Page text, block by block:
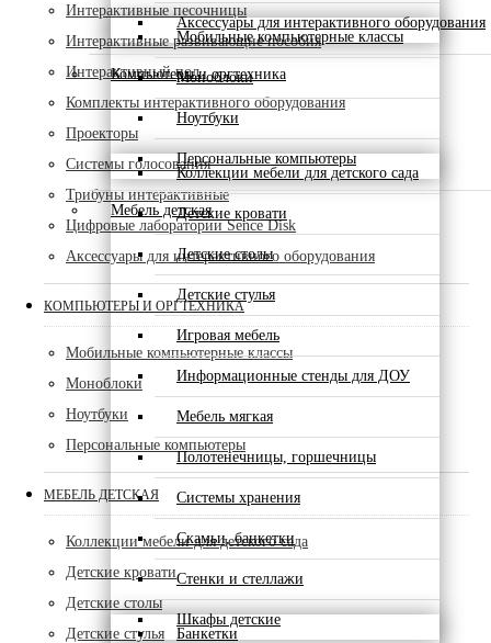
Аксессуары для интерактивного оборудования
Компьютеры и оргтехника
Мобильные компьютерные классы
Моноблоки
Ноутбуки
Персональные компьютеры
Мебель детская
Коллекции мебели для детского сада
Детские кровати
Детские столы
Детские стулья
Игровая мебель
Информационные стенды для ДОУ
Мебель мягкая
Полотенечницы, горшечницы
Системы хранения
Скамьи, банкетки
Стенки и стеллажи
Шкафы детские
Банкетки
Интерактивные песочницы
Интерактивные развивающие пособия
Интерактивный пол
Комплекты интерактивного оборудования
Проекторы
Системы голосования
Трибуны интерактивные
Цифровые лаборатории Sence Disk
Аксессуары для интерактивного оборудования
КОМПЬЮТЕРЫ И ОРГТЕХНИКА
Мобильные компьютерные классы
Моноблоки
Ноутбуки
Персональные компьютеры
МЕБЕЛЬ ДЕТСКАЯ
Коллекции мебели для детского сада
Детские кровати
Детские столы
Детские стулья